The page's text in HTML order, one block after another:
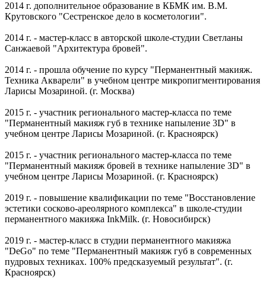
2014 г. дополнительное образование в КБМК им. В.М.
Крутовского "Сестренское дело в косметологии".
2014 г. - мастер-класс в авторской школе-студии Светланы
Санжаевой "Архитектура бровей".
2014 г. - прошла обучение по курсу "Перманентный макияж.
Техника Акварели" в учебном центре микропигментирования
Ларисы Мозариной. (г. Москва)
2015 г. - участник регионального мастер-класса по теме
"Перманентный макияж губ в технике напыление 3D" в
учебном центре Ларисы Мозариной. (г. Красноярск)
2015 г. - участник регионального мастер-класса по теме
"Перманентный макияж бровей в технике напыление 3D" в
учебном центре Ларисы Мозариной. (г. Красноярск)
2019 г. - повышение квалификации по теме "Восстановление
эстетики сосково-ареолярного комплекса" в школе-студии
перманентного макияжа InkMilk. (г. Новосибирск)
2019 г. - мастер-класс в студии перманентного макияжа
"DeGo" по теме "Перманентный макияж губ в современных
пудровых техниках. 100% предсказуемый результат". (г.
Красноярск)